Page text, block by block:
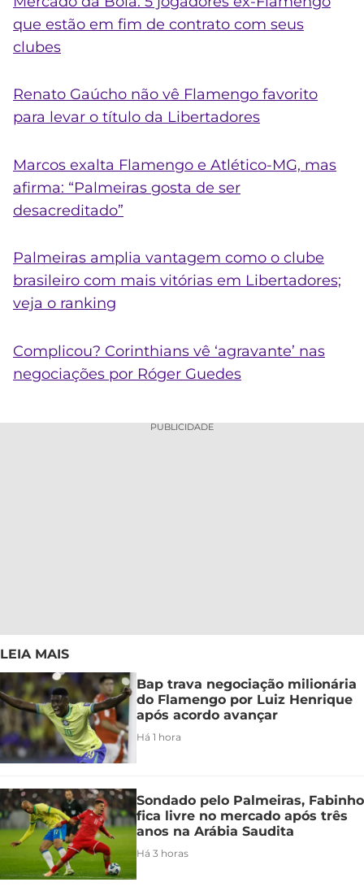
que estão em fim de contrato com seus
clubes
Renato Gaúcho não vê Flamengo favorito
para levar o título da Libertadores
Marcos exalta Flamengo e Atlético-MG, mas
afirma: “Palmeiras gosta de ser
desacreditado”
Palmeiras amplia vantagem como o clube
brasileiro com mais vitórias em Libertadores;
veja o ranking
Complicou? Corinthians vê ‘agravante’ nas
negociações por Róger Guedes
PUBLICIDADE
LEIA MAIS
Bap trava negociação milionária
do Flamengo por Luiz Henrique
após acordo avançar
Há 1 hora
Sondado pelo Palmeiras, Fabinho
fica livre no mercado após três
anos na Arábia Saudita
Há 3 horas